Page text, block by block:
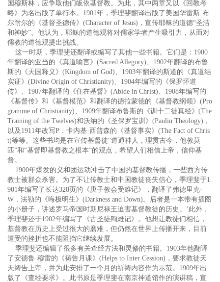
国穆斯林，应争取他们皈依基督教。为此，其中两章又以《回教考
略》为名出版了单行本。1901年，季理斐翻译出版了美国华雷斯·布
尔耐尔的《基督圣德传》(Character of Jesus)，宣传耶稣的道德“圣洁
和神妙”。他认为，耶稣的道德观将对儒家学者产生吸引力，从而对
儒教的道德观提出挑战。
这一时期，季理斐还翻译或编写了其他一些书籍。它们是：1900
年翻译的亚当的《真道喻言》(Sacred Allegory)、1902年翻译的布鲁
斯的《天国释义》(Kingdom of God)、1903年翻译的斯道的《真道结
实证》(Divine Origin of Christianity)、1904年编写的《保罗怀道
传》、1907年翻译的《住在基督》(Abide in Christ)、1908年编写的
《基督传》和《基督模范》和翻译的德拉蒙德的《基督教纲领》(Pro
gramme of Christianity)、1909年翻译布鲁斯的《训十二徒真经》(The
Training of the Twelves)和沃纳的《圣保罗宝训》(Paulin Theology)，
以及1911年改写P．卡内基·西普森的《基督事实》(The Fact of Chris
t)等等。这些书均是在宣传基督徒“道通神人，理贯古今，他教莫
匹”和“基督即基督教之根本”的观点，希望人们相信上帝，信仰基
督。
1900年爆发的义和团运动冲击了中国的基督教传播，一些西方传
教士被群众杀害。为了不让传教士和中国教徒丧失信心，季理斐于1
901年编写了长达328页的《庚子教会受难记》，翻译了弗德里克·
W．法勒的《晦极明生》(Darkness and Down)。后者是一本带有插图
的小册子，讲述罗马帝国时期尼禄王迫害基督教徒的历史。’此外，
季理斐还于1902年编写了《古圣徒殉难记》。他想让教徒们相信，
基督教在历史上受过很大的磨难，但仍然在世界上传播开来，目前
遭受的挫折也不能阻挡它继续发展。
季理斐还编辑了很多有关查经方法和灵修的书籍。1903年他翻译
了安德鲁·穆雷的《祷告月课》(Helps to Inter Cession)，要求教徒天
天祷告上帝，并为此安排了一个月的祈祷内容作为示范。1909年出
版了《查经要求》。此书原是季理斐在南京神道馆作的演讲稿，宣